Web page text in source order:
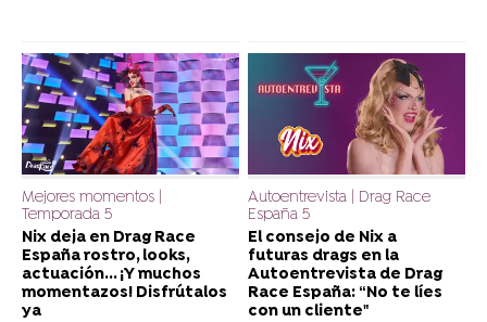
Mejores momentos |
Temporada 5
Nix deja en Drag Race
España rostro, looks,
actuación... ¡Y muchos
momentazos! Disfrútalos
ya
Autoentrevista | Drag Race
España 5
El consejo de Nix a
futuras drags en la
Autoentrevista de Drag
Race España: “No te líes
con un cliente"